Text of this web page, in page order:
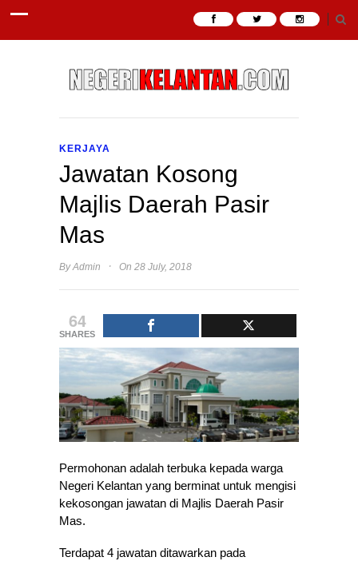
KERJAYA
Jawatan Kosong
Majlis Daerah Pasir
Mas
ByAdmin · On 28 July, 2018
64
SHARES
Permohonan adalah terbuka kepada warga
Negeri Kelantan yang berminat untuk mengisi
kekosongan jawatan di Majlis Daerah Pasir
Mas.
Terdapat 4 jawatan ditawarkan pada